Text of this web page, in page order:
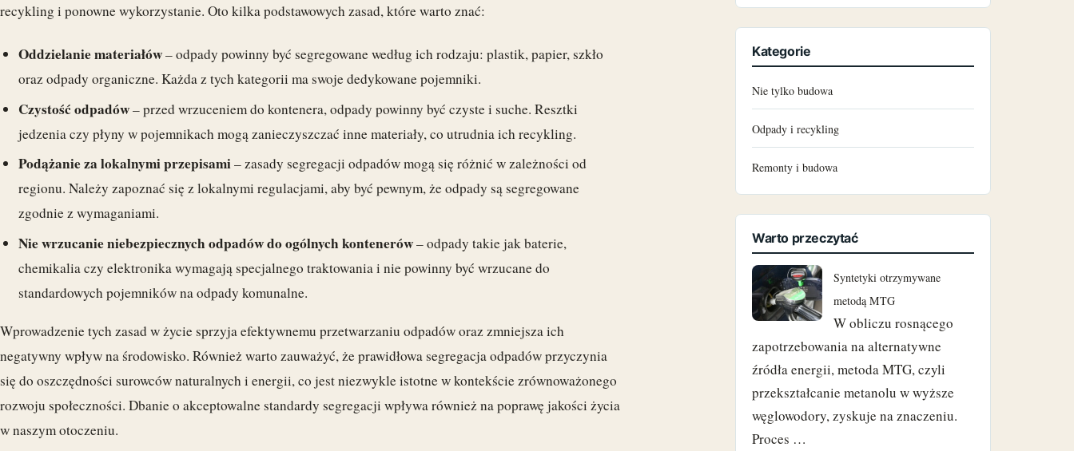
recykling i ponowne wykorzystanie. Oto kilka podstawowych zasad, które warto znać:
Oddzielanie materiałów– odpady powinny być segregowane według ich rodzaju: plastik, papier, szkło
oraz odpady organiczne. Każda z tych kategorii ma swoje dedykowane pojemniki.
Czystość odpadów– przed wrzuceniem do kontenera, odpady powinny być czyste i suche. Resztki
jedzenia czy płyny w pojemnikach mogą zanieczyszczać inne materiały, co utrudnia ich recykling.
Podążanie za lokalnymi przepisami– zasady segregacji odpadów mogą się różnić w zależności od
regionu. Należy zapoznać się z lokalnymi regulacjami, aby być pewnym, że odpady są segregowane
zgodnie z wymaganiami.
Nie wrzucanie niebezpiecznych odpadów do ogólnych kontenerów– odpady takie jak baterie,
chemikalia czy elektronika wymagają specjalnego traktowania i nie powinny być wrzucane do
standardowych pojemników na odpady komunalne.
Wprowadzenie tych zasad w życie sprzyja efektywnemu przetwarzaniu odpadów oraz zmniejsza ich
negatywny wpływ na środowisko. Również warto zauważyć, że prawidłowa segregacja odpadów przyczynia
się do oszczędności surowców naturalnych i energii, co jest niezwykle istotne w kontekście zrównoważonego
rozwoju społeczności. Dbanie o akceptowalne standardy segregacji wpływa również na poprawę jakości życia
w naszym otoczeniu.
maj 2024
marzec 2024
grudzień 2023
październik 2023
czerwiec 2023
maj 2023
marzec 2023
wrzesień 2022
czerwiec 2022
maj 2022
Kategorie
Nie tylko budowa
Odpady i recykling
Remonty i budowa
Warto przeczytać
Syntetyki otrzymywane
metodą MTG
W obliczu rosnącego
zapotrzebowania na alternatywne
źródła energii, metoda MTG, czyli
przekształcanie metanolu w wyższe
węglowodory, zyskuje na znaczeniu.
Proces …